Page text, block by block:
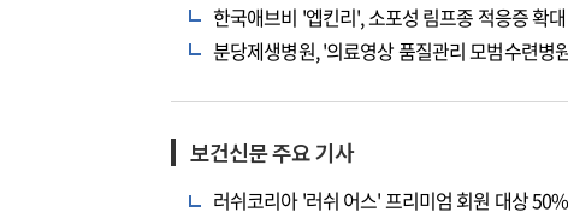
한국애브비 '엡킨리', 소포성 림프종 적응증 확
분당제생병원, '의료영상 품질관리 모범수련병
보건신문 주요 기사
러쉬코리아 '러쉬 어스' 프리미엄 회원 대상